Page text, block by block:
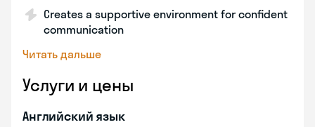
Creates a supportive environment for confident
communication
Читать дальше
Услуги и цены
Английский язык